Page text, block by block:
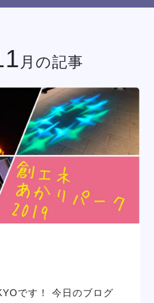
月の記事
です！ 今日のブログ